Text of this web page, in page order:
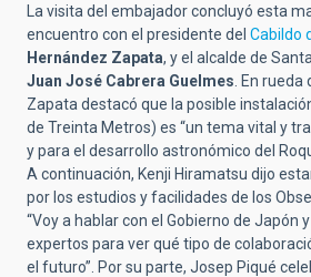
La visita del embajador concluyó esta
encuentro con el presidente del Cabildo
Hernández Zapata, y el alcalde de
Juan José Cabrera Guelmes . En
Zapata destacó que la posible
de Treinta Metros) es “un tema vital y
y para el desarrollo astronómico del
A continuación, Kenji Hiramatsu dijo
por los estudios y facilidades de los
“Voy a hablar con el Gobierno de Japón
expertos para ver qué tipo de
el futuro”. Por su parte, Josep Piqué